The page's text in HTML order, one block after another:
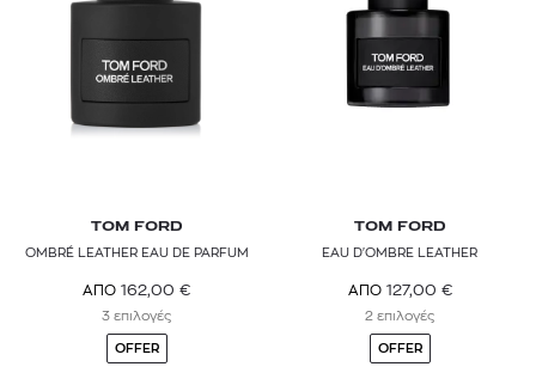
TOM FORD
OMBRÉ LEATHER EAU DE PARFUM
ΑΠΟ 162,00 €
3 επιλογές
OFFER
TOM FORD
EAU D'OMBRE LEATHER
ΑΠΟ 127,00 €
2 επιλογές
OFFER